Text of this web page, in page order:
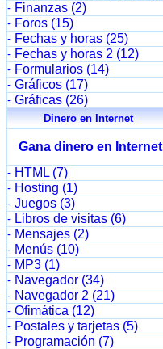
- Finanzas (2)
- Foros (15)
- Fechas y horas (25)
- Fechas y horas 2 (12)
- Formularios (14)
- Gráficos (17)
- Gráficas (26)
Dinero en Internet
Gana dinero en Internet
- HTML (7)
- Hosting (1)
- Juegos (3)
- Libros de visitas (6)
- Mensajes (2)
- Menús (10)
- MP3 (1)
- Navegador (34)
- Navegador 2 (21)
- Ofimática (12)
- Postales y tarjetas (5)
- Programación (7)